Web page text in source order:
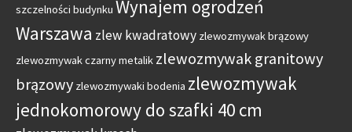
szczelności budynku Wynajem ogrodzeń
Warszawa zlew kwadratowy zlewozmywak brązowy
zlewozmywak czarny metalik zlewozmywak granitowy
brązowy zlewozmywaki bodenia zlewozmywak
jednokomorowy do szafki 40 cm